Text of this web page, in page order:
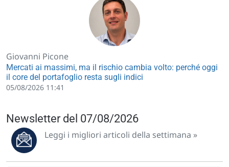
Giovanni Picone
Mercati ai massimi, ma il rischio cambia volto: perché oggi
il core del portafoglio resta sugli indici
05/08/2026 11:41
Newsletter del 07/08/2026
Leggi i migliori articoli della settimana »